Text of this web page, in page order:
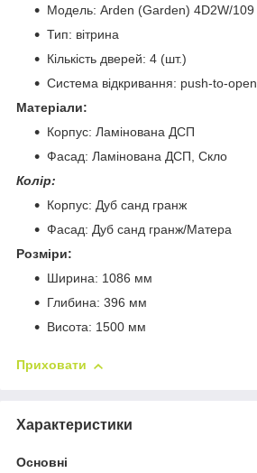
Модель: Arden (Garden) 4D2W/109
Тип: вітрина
Кількість дверей: 4 (шт.)
Система відкривання: push-to-open
Матеріали:
Корпус: Ламінована ДСП
Фасад: Ламінована ДСП, Скло
Колір:
Корпус: Дуб санд гранж
Фасад: Дуб санд гранж/Матера
Розміри:
Ширина: 1086 мм
Глибина: 396 мм
Висота: 1500 мм
Приховати
Характеристики
Основні